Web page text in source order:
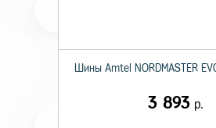
Шины Amtel NORDMASTER
3 893р.